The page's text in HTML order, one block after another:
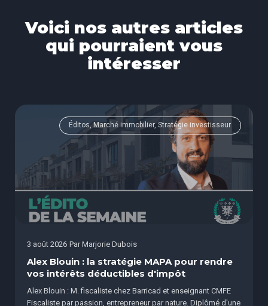
Voici nos autres articles
qui pourraient vous
intéresser
Éditos, Marché immobilier, Stratégie investisseur
3 août 2026 Par Marjorie Dubois
Alex Blouin : la stratégie MAPA pour rendre
vos intérêts déductibles d'impôt
Alex Blouin : M. fiscaliste chez Barricad et enseignant CMFE
Fiscaliste par passion, entrepreneur par nature. Diplômé d'une